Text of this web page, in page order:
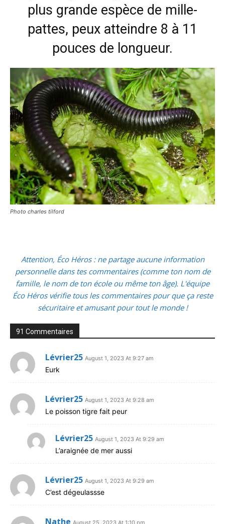
plus grande espèce de mille-
pattes, peux atteindre 8 à 11
pouces de longueur.
Photo charles tilford
Attention, Éco Héros : ne partage aucune information
personnelle dans tes commentaires (comme ton nom de
famille, le nom de ton école ou même ton âge). L'équipe
Éco Héros vérifie tous les commentaires pour que ça reste
sécuritaire et amusant pour tout le monde !
91 Commentaires
Lévrier25 August 1, 2023 At 9:27 am
Eurk
Lévrier25 August 1, 2023 At 9:28 am
Le poisson tigre fait peur
Lévrier25 August 1, 2023 At 9:29 am
L’araignée de mer aussi
Lévrier25 August 1, 2023 At 9:29 am
C’est dégeulassse
Nathe